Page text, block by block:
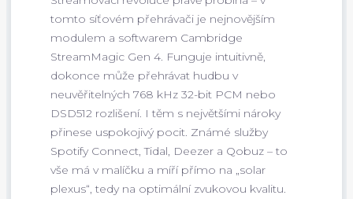
tomto síťovém přehrávači je nejnovějším
modulem a softwarem Cambridge
StreamMagic Gen 4. Funguje intuitivně,
dokonce může přehrávat hudbu v
neuvěřitelných 768 kHz 32-bit PCM nebo
DSD512 rozlišení. I těm s největšími nároky
přinese uspokojivý pocit. Známé služby
Spotify Connect, Tidal, Deezer a Qobuz – to
vše má v malíčku a míří přímo na „solar
plexus“, tedy na optimální zvukovou kvalitu.